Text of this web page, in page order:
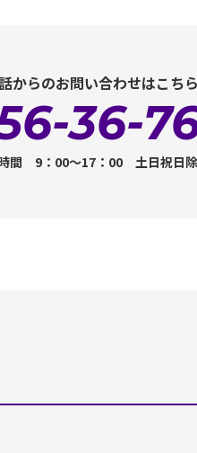
からのお問い合わせはこち
36-
間 9：00～17：00 土日祝日除